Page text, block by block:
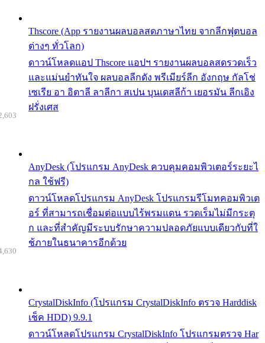
Thscore (App รายงานผลบอลสดภาษาไทย จากลีกฟุตบอล
ต่างๆ ทั่วโลก)
ดาวน์โหลดแอป Thscore แอปฯ รายงานผลบอลสดรวดเร็ว
และแม่นยำทันใจ ผลบอลลีกดัง พรีเมียร์ลีก อังกฤษ กัลโช่
เซเรีย อา อิตาลี ลาลีกา สเปน บุนเดสลีก้า เยอรมัน ลีกเอิง
ฝรั่งเศส
AnyDesk (โปรแกรม AnyDesk ควบคุมคอมพิวเตอร์ระยะไ
กล ใช้ฟรี)
ดาวน์โหลดโปรแกรม AnyDesk โปรแกรมรีโมทคอมพิวเต
อร์ ที่สามารถเชื่อมต่อแบบไร้พรมแดน รวดเร็มไม่มีกระตุ
ก และที่สำคัญมีระบบรักษาความปลอดภัยแบบเดียวกับที่ใ
ช้ภายในธนาคารอีกด้วย
CrystalDiskInfo (โปรแกรม CrystalDiskInfo ตรวจ Harddisk
เช็ค HDD) 9.9.1
ดาวน์โหลดโปรแกรม CrystalDiskInfo โปรแกรมตรวจ Har